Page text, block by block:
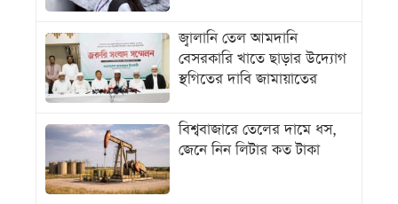
জ্বালানি তেল আমদানি
বেসরকারি খাতে ছাড়ার উদ্যোগ
স্থগিতের দাবি জামায়াতের
বিশ্ববাজারে তেলের দামে ধস,
জেনে নিন লিটার কত টাকা